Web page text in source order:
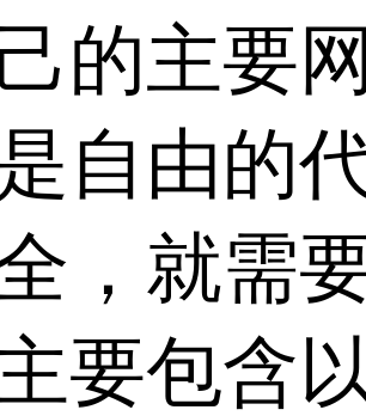
的主要
自由的
，就需
要包含